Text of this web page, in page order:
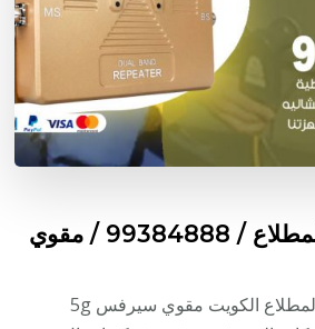
مقوي شبكة 5g المطلاع / 99384888 / مقوي
افضل مقوي شبكة 5g المطلاع الكويت مقوي سيرفس 5g